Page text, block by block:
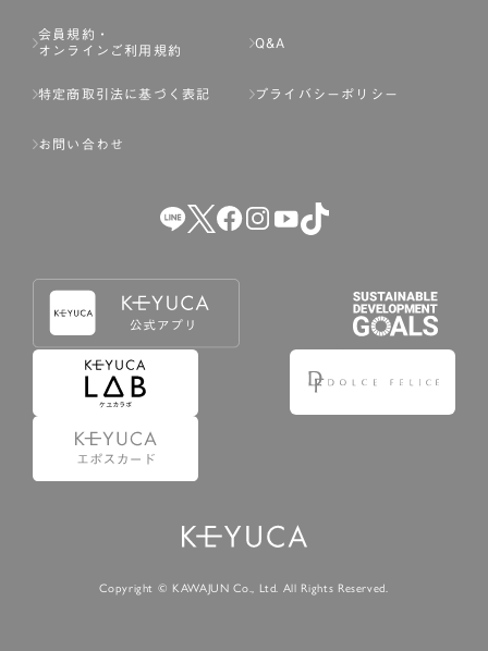
のいずれかの事由に該当する場合は、その登録を拒否し、
または事前に通知することなく一旦なされた登録を取り消
いる場合。
（5） その他、本規約または個別規定に違反した場合。
4.会員登録が取り消された場合においても、当該会員は、
弊社とのお取引等により既に発生した支払義務等の取引上
の義務および本規約上の義務の履行責任を免れないものと
します。
5.仮登録とは、ケユカが提供するアプリ等でサービスを利
用するための簡易的な会員登録（以下「仮登録」といいま
6.仮登録をすることで、第9条のポイント付与を受けるこ
7.仮登録状態はポイントの利用は行えず、第3条1項の通り
会員規約・
オンラインご利用規約
Q&A
特定商取引法に基づく表記 プライバシーポリシー
お問い合わせ
Copyright © KAWAJUN Co., Ltd. All Rights Reserved.